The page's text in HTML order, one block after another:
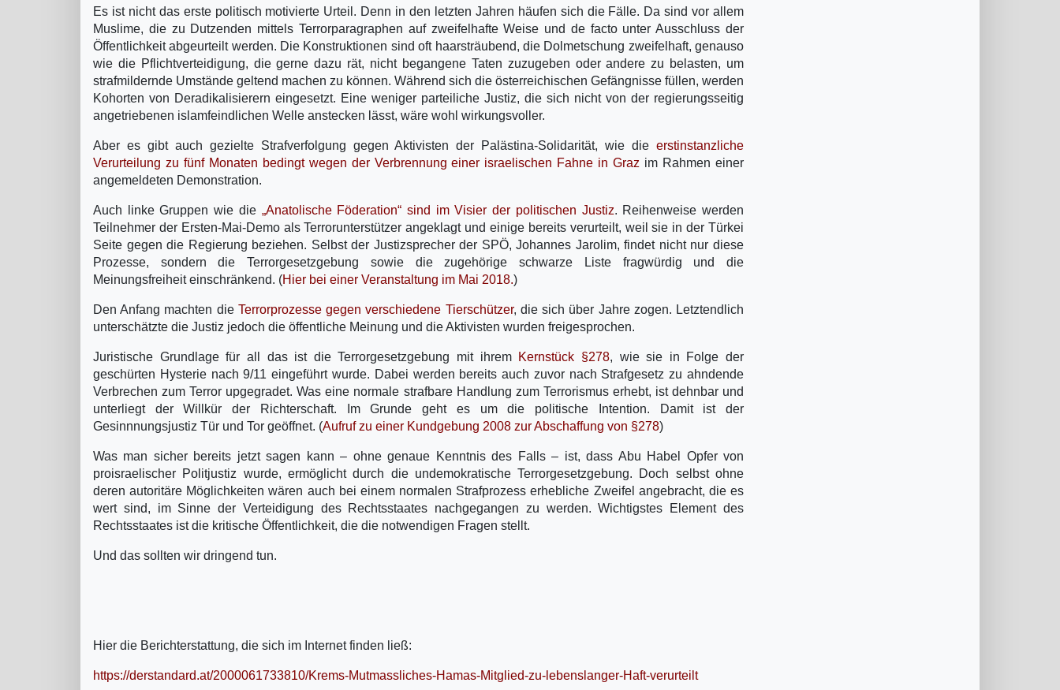
Es ist nicht das erste politisch motivierte Urteil. Denn in den letzten Jahren häufen sich die Fälle. Da sind vor allem
Muslime, die zu Dutzenden mittels Terrorparagraphen auf zweifelhafte Weise und de facto unter Ausschluss der
Öffentlichkeit abgeurteilt werden. Die Konstruktionen sind oft haarsträubend, die Dolmetschung zweifelhaft, genauso
wie die Pflichtverteidigung, die gerne dazu rät, nicht begangene Taten zuzugeben oder andere zu belasten, um
strafmildernde Umstände geltend machen zu können. Während sich die österreichischen Gefängnisse füllen, werden
Kohorten von Deradikalisierern eingesetzt. Eine weniger parteiliche Justiz, die sich nicht von der regierungsseitig
angetriebenen islamfeindlichen Welle anstecken lässt, wäre wohl wirkungsvoller.
Aber es gibt auch gezielte Strafverfolgung gegen Aktivisten der Palästina-Solidarität, wie die erstinstanzliche
Verurteilung zu fünf Monaten bedingt wegen der Verbrennung einer israelischen Fahne in Graz im Rahmen einer
angemeldeten Demonstration.
Auch linke Gruppen wie die „Anatolische Föderation“ sind im Visier der politischen Justiz. Reihenweise werden
Teilnehmer der Ersten-Mai-Demo als Terrorunterstützer angeklagt und einige bereits verurteilt, weil sie in der Türkei
Seite gegen die Regierung beziehen. Selbst der Justizsprecher der SPÖ, Johannes Jarolim, findet nicht nur diese
Prozesse, sondern die Terrorgesetzgebung sowie die zugehörige schwarze Liste fragwürdig und die
Meinungsfreiheit einschränkend. (Hier bei einer Veranstaltung im Mai 2018.)
Den Anfang machten die Terrorprozesse gegen verschiedene Tierschützer, die sich über Jahre zogen. Letztendlich
unterschätzte die Justiz jedoch die öffentliche Meinung und die Aktivisten wurden freigesprochen.
Juristische Grundlage für all das ist die Terrorgesetzgebung mit ihrem Kernstück §278, wie sie in Folge der
geschürten Hysterie nach 9/11 eingeführt wurde. Dabei werden bereits auch zuvor nach Strafgesetz zu ahndende
Verbrechen zum Terror upgegradet. Was eine normale strafbare Handlung zum Terrorismus erhebt, ist dehnbar und
unterliegt der Willkür der Richterschaft. Im Grunde geht es um die politische Intention. Damit ist der
Gesinnnungsjustiz Tür und Tor geöffnet. (Aufruf zu einer Kundgebung 2008 zur Abschaffung von §278)
Was man sicher bereits jetzt sagen kann – ohne genaue Kenntnis des Falls – ist, dass Abu Habel Opfer von
proisraelischer Politjustiz wurde, ermöglicht durch die undemokratische Terrorgesetzgebung. Doch selbst ohne
deren autoritäre Möglichkeiten wären auch bei einem normalen Strafprozess erhebliche Zweifel angebracht, die es
wert sind, im Sinne der Verteidigung des Rechtsstaates nachgegangen zu werden. Wichtigstes Element des
Rechtsstaates ist die kritische Öffentlichkeit, die die notwendigen Fragen stellt.
Und das sollten wir dringend tun.
Hier die Berichterstattung, die sich im Internet finden ließ:
https://derstandard.at/2000061733810/Krems-Mutmassliches-Hamas-Mitglied-zu-lebenslanger-Haft-verurteilt